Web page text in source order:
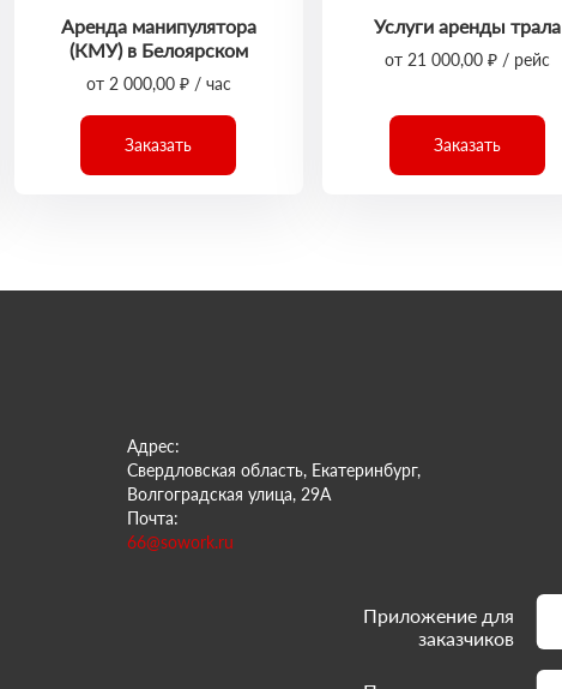
Аренда манипулятора
(КМУ) в Белоярском
от 2 000,00 ₽ / час
Заказать
Услуги аренды трала
от 21 000,00 ₽ / рейс
Заказать
Адрес:
Свердловская область, Екатеринбург,
Волгоградская улица, 29А
Почта:
66@sowork.ru
Приложение для
заказчиков